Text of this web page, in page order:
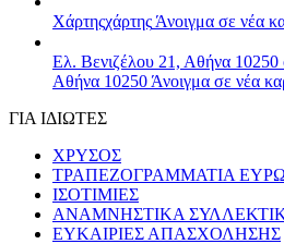
Χάρτηςχάρτης Άνοιγμα σε νέα
Ελ. Βενιζέλου 21, Αθήνα 10250
Αθήνα 10250 Άνοιγμα σε νέα
ΓΙΑ ΙΔΙΩΤΕΣ
ΧΡΥΣΟΣ
ΤΡΑΠΕΖΟΓΡΑΜΜΑΤΙΑ ΕΥΡΩ
ΙΣΟΤΙΜΙΕΣ
ΑΝΑΜΝΗΣΤΙΚΑ
ΕΥΚΑΙΡΙΕΣ ΑΠΑΣΧΟΛΗΣΗΣ